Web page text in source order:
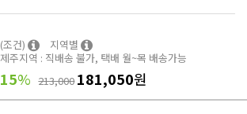
(조건)
지역별
제주지역 : 직배송 불가, 택배 월~목 배송가능
15% 213,000181,050원